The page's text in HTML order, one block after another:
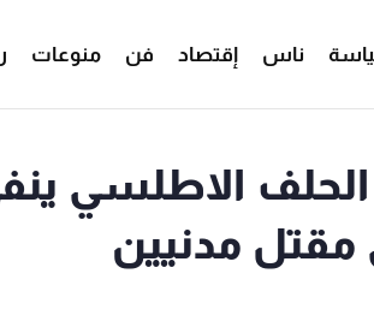
ناس إقتصاد فن منوعات
الاطلسي
مقتل مدنيين